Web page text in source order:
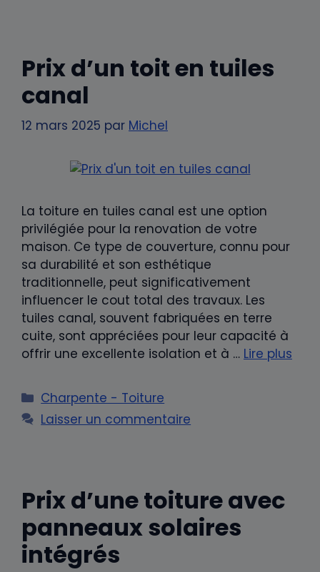
Prix d’un toit en tuiles
canal
12 mars 2025 par Michel
La toiture en tuiles canal est une option
privilégiée pour la renovation de votre
maison. Ce type de couverture, connu pour
sa durabilité et son esthétique
traditionnelle, peut significativement
influencer le cout total des travaux. Les
tuiles canal, souvent fabriquées en terre
cuite, sont appréciées pour leur capacité à
offrir une excellente isolation et à … Lire plus
Catégories
Charpente - Toiture
Laisser un commentaire
Prix d’une toiture avec
panneaux solaires
intégrés